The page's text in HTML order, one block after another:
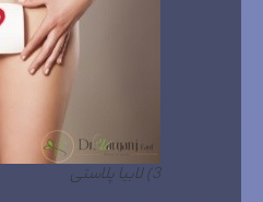
3) لابیا پلاستی